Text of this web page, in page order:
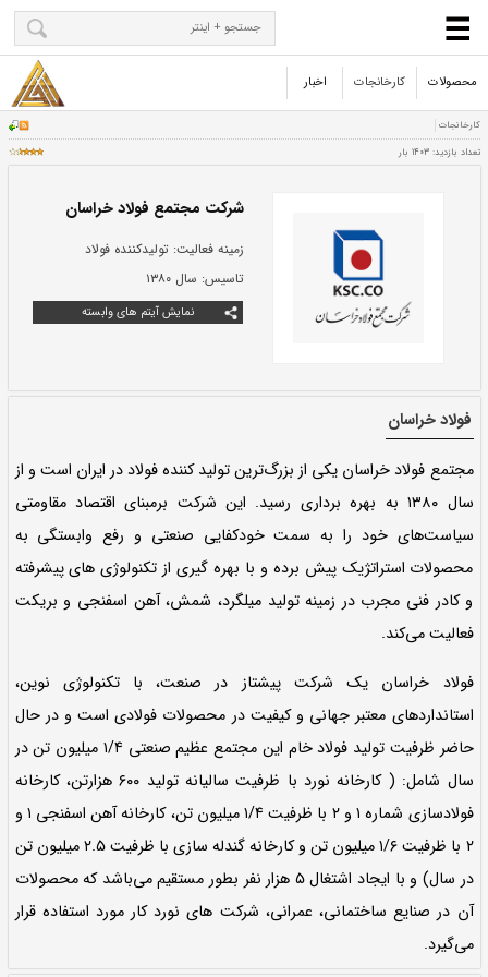
محصولات کارخانجات اخبار
زمینه فعالیت:
تاسیس:سال ۱۳۸۰
نمایش آیتم های وابسته
تولید کننده فولاد در ایران است و از
رسید. این شرکت برمبنای اقتصاد مقاومتی
خودکفایی صنعتی و رفع وابستگی به
با بهره گیری از تکنولوژی های پیشرفته